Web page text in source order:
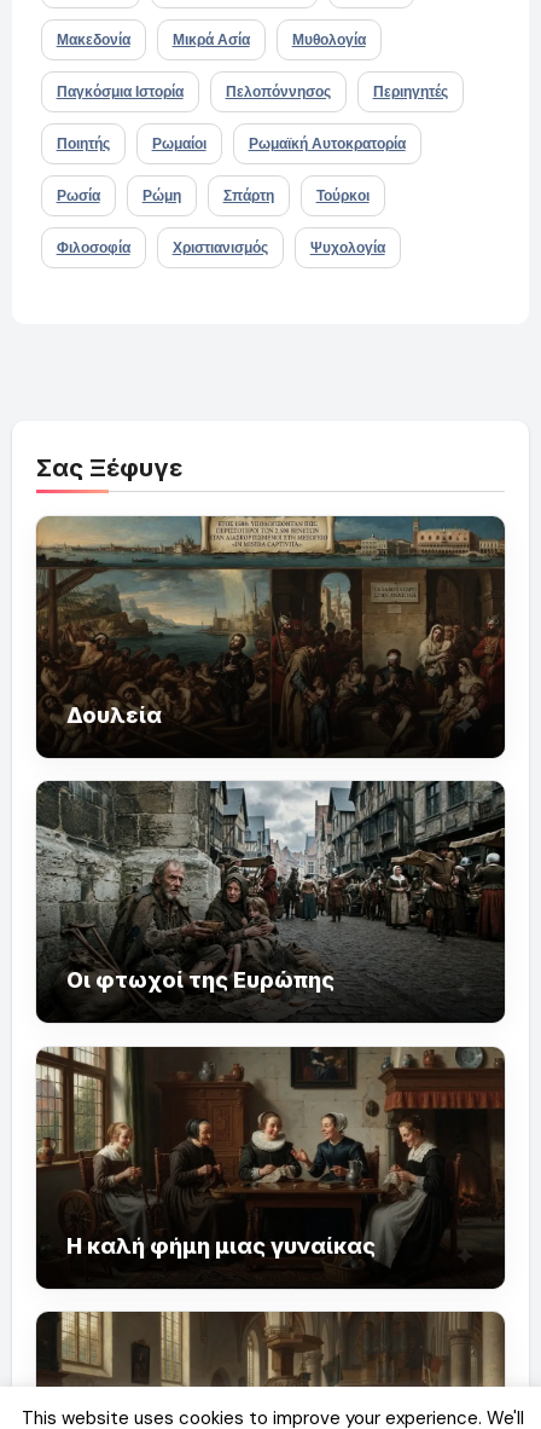
Μακεδονία Μικρά Ασία Μυθολογία
Παγκόσμια Ιστορία Πελοπόννησος Περιηγητές
Ποιητής Ρωμαίοι Ρωμαϊκή Αυτοκρατορία
Ρωσία Ρώμη Σπάρτη Τούρκοι
Φιλοσοφία Χριστιανισμός Ψυχολογία
Σας Ξέφυγε
Δουλεία
Οι φτωχοί της Ευρώπης
Η καλή φήμη μιας γυναίκας
This website uses cookies to improve your experience. We'll